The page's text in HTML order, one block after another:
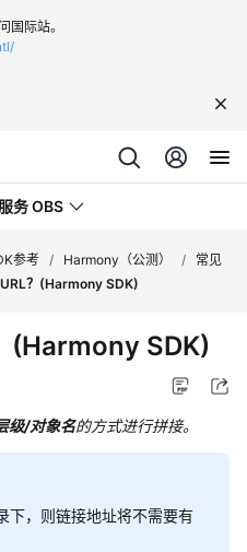
国际站。
务 OBS
参考 / Harmony（公测） /
常见
？(Harmony SDK)
(Harmony SDK)
级/对象名的方式进行拼接。
下，则链接地址将不需要有